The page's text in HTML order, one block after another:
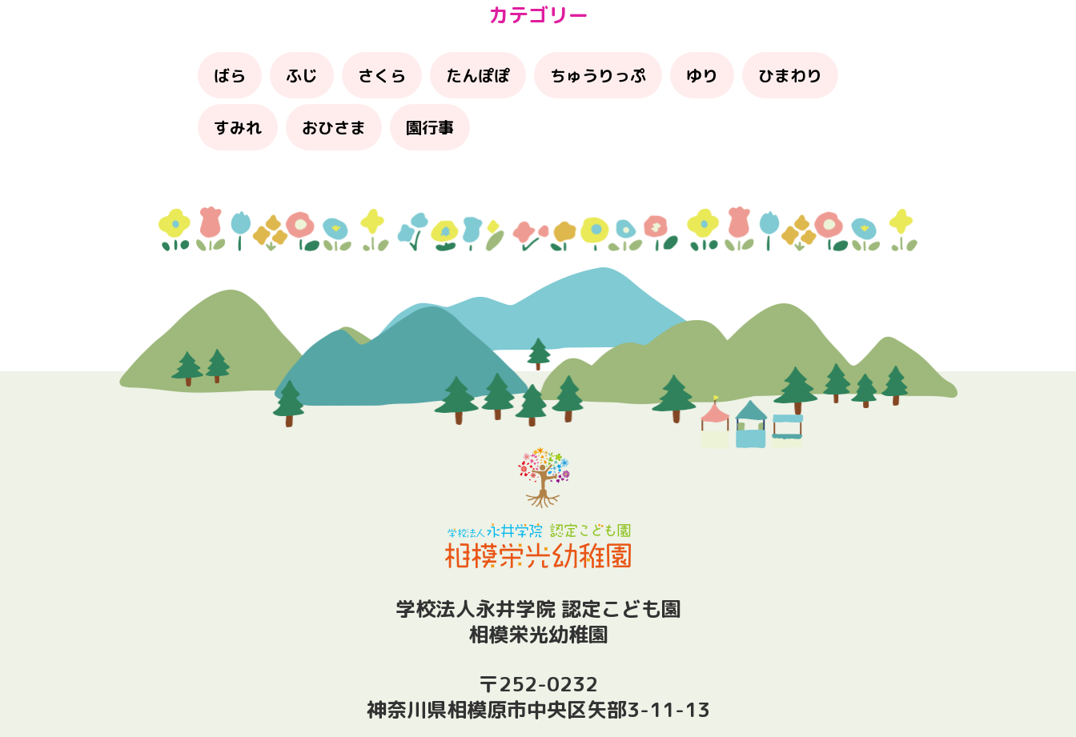
カテゴリー
ばら ふじ さくら たんぽぽ ちゅうりっぷ ゆり ひまわり
すみれ おひさま 園行事
学校法人永井学院 認定こども園
相模栄光幼稚園
〒252-0232
神奈川県相模原市中央区矢部3-11-13